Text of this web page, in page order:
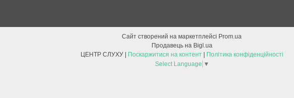
Сайт створений на маркетплейсі Prom.ua
Продавець на Bigl.ua
ЦЕНТР СЛУХУ | Поскаржитися на контент | Політика конфіденційності
Select Language ▼